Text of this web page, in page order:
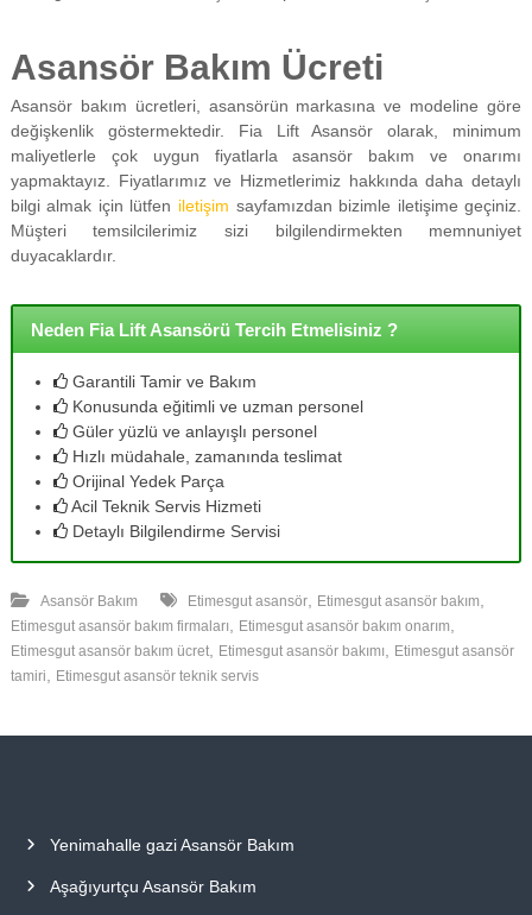
Asansör Bakım Ücreti
Asansör bakım ücretleri, asansörün markasına ve modeline göre
değişkenlik göstermektedir. Fia Lift Asansör olarak, minimum
maliyetlerle çok uygun fiyatlarla asansör bakım ve onarımı
yapmaktayız. Fiyatlarımız ve Hizmetlerimiz hakkında daha detaylı
bilgi almak için lütfen iletişim sayfamızdan bizimle iletişime geçiniz.
Müşteri temsilcilerimiz sizi bilgilendirmekten memnuniyet
duyacaklardır.
Neden Fia Lift Asansörü Tercih Etmelisiniz ?
Garantili Tamir ve Bakım
Konusunda eğitimli ve uzman personel
Güler yüzlü ve anlayışlı personel
Hızlı müdahale, zamanında teslimat
Orijinal Yedek Parça
Acil Teknik Servis Hizmeti
Detaylı Bilgilendirme Servisi
Asansör Bakım Etimesgut asansör, Etimesgut asansör bakım
Etimesgut asansör bakım firmaları Etimesgut asansör bakım onarım
Etimesgut asansör bakım ücret, Etimesgut asansör bakımı
Etimesgut asansör
tamiri
Etimesgut asansör teknik servis
Yenimahalle gazi Asansör Bakım
Aşağıyurtçu Asansör Bakım